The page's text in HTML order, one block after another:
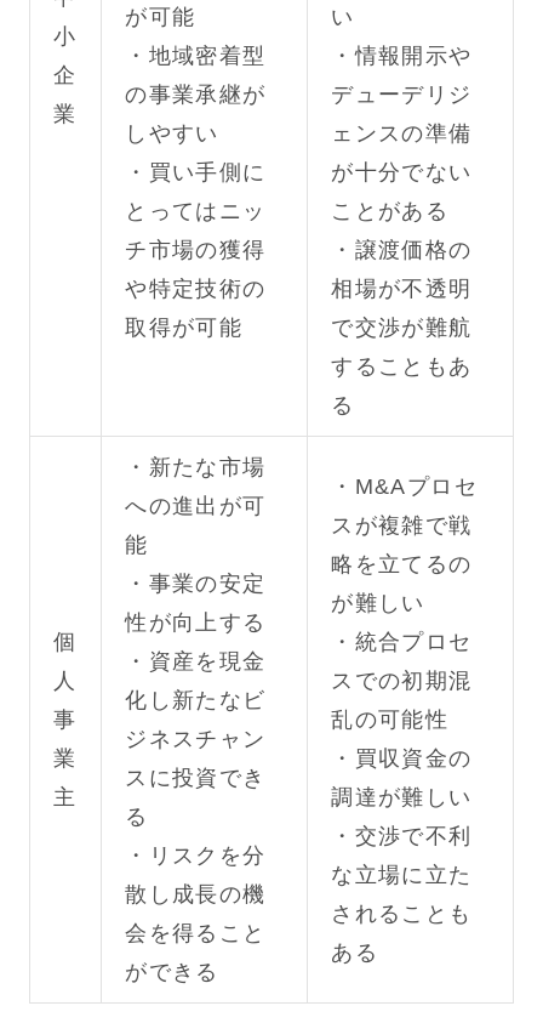
小
企
業
が可能
・地域密着型
の事業承継が
しやすい
・買い手側に
とってはニッ
チ市場の獲得
や特定技術の
取得が可能
い
・情報開示や
デューデリジ
ェンスの準備
が十分でない
ことがある
・譲渡価格の
相場が不透明
で交渉が難航
することもあ
る
個
人
事
業
主
・新たな市場
への進出が可
能
・事業の安定
性が向上する
・資産を現金
化し新たなビ
ジネスチャン
スに投資でき
る
・リスクを分
散し成長の機
会を得ること
ができる
・M&Aプロセ
スが複雑で戦
略を立てるの
が難しい
・統合プロセ
スでの初期混
乱の可能性
・買収資金の
調達が難しい
・交渉で不利
な立場に立た
されることも
ある